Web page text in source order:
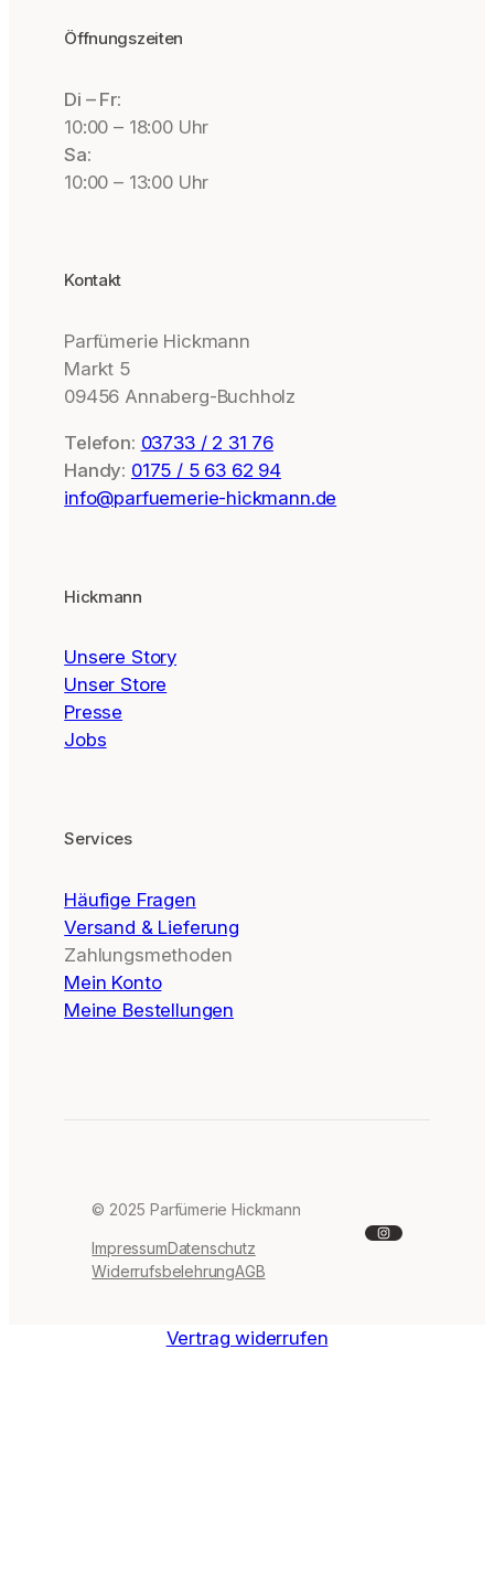
Öffnungszeiten
Di – Fr:
10:00 – 18:00 Uhr
Sa:
10:00 – 13:00 Uhr
Kontakt
Parfümerie Hickmann
Markt 5
09456 Annaberg-Buchholz
Telefon: 03733 / 2 31 76
Handy: 0175 / 5 63 62 94
info@parfuemerie-hickmann.de
Hickmann
Unsere Story
Unser Store
Presse
Jobs
Services
Häufige Fragen
Versand & Lieferung
Zahlungsmethoden
Mein Konto
Meine Bestellungen
© 2025 Parfümerie Hickmann
ImpressumDatenschutz
WiderrufsbelehrungAGB
Instagram
Vertrag widerrufen